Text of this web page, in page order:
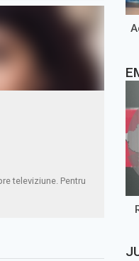
televiziune. Pentru